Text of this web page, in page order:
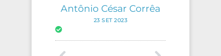
Antônio César Corrêa
23 SET 2023